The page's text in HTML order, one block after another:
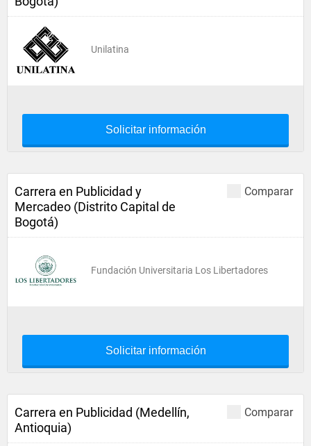
Unilatina
Solicitar información
Comparar
Carrera en Publicidad y
Mercadeo (Distrito Capital de
Bogotá)
Fundación Universitaria Los Libertadores
Solicitar información
Comparar
Carrera en Publicidad (Medellín,
Antioquia)